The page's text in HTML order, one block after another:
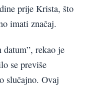
prije Krista, što
imati značaj.
rekao je
se previše
slučajno. Ovaj